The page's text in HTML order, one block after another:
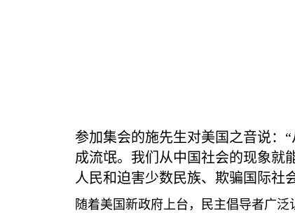
参加集会的施先生对美国之音说：
成流氓。我们从中国社会的现象就
人民和迫害少数民族、欺骗国际社
随着美国新政府上台，民主倡导者广